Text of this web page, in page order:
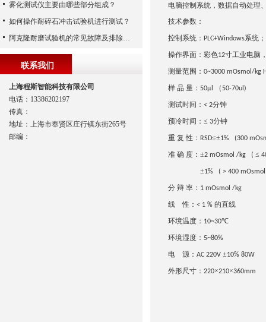
电脑控制 系统，数据自动处理
技术参数：
控制系统： PLC+Windows系统；
操作界面：彩色12寸工业电脑
测量范围： 0~3000 mOsmol/kg
样 品 量： 50µl （50-70ul)
测试时间： < 2分钟
预冷时间：≤ 3分钟
重 复 性： RSD≤±1% (300
准 确 度：±2 mOsmol /kg ( ≤
±1% ( > 400
分 辩 率： 1 mOsmol /kg
线 性： < 1 % 的直线
环境温度： 10~30℃
环境湿度： 5~80%
电 源： AC 220V ±10% 80W
外形尺寸： 220×210×360mm
雾化测试仪主要由哪些部分组成？
如何操作耐碎石冲击试验机进行测试？
阿克隆耐磨试验机的常见故障及排除方法
联系我们
上海程斯智能科技有限公司
电话：13386202197
传真：
地址：上海市奉贤区庄行镇东街265号
邮编：